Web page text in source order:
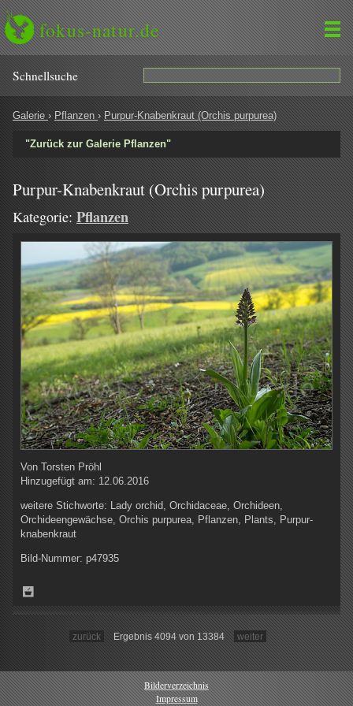
fokus-natur.de
Schnell­suche
Galerie › Pflanzen › Purpur-Knabenkraut (Orchis purpurea)
"Zurück zur Galerie Pflanzen"
Purpur-Knabenkraut (Orchis purpurea)
Kategorie: Pflanzen
Von Torsten Pröhl
Hinzugefügt am: 12.06.2016
weitere Stichworte: Lady orchid, Orchidaceae, Orchideen,
Orchideengewächse, Orchis purpurea, Pflanzen, Plants, Purpur-
knabenkraut
Bild-Nummer: p47935
zurück Ergebnis 4094 von 13384 weiter
Bilderverzeichnis
Impressum